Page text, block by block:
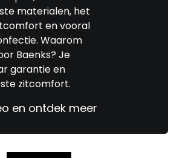
materialen, het
en vooral
Waarom
Baenks? Je
garantie en
zitcomfort.
en ontdek meer